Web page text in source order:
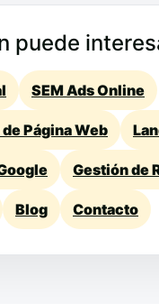
puede
SEM Ads Online
Página Web
Gestión de
Blog Contacto